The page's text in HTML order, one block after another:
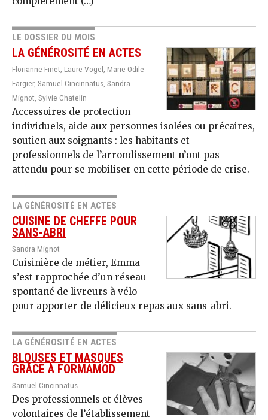
LE DOSSIER DU MOIS
LA GÉNÉROSITÉ EN ACTES
Florianne Finet, Laure Vogel, Marie-Odile
Fargier, Samuel Cincinnatus, Sandra
Mignot, Sylvie Chatelin
Accessoires de protection
individuels, aide aux personnes isolées ou précaires,
soutien aux soignants : les habitants et
professionnels de l’arrondissement n’ont pas
attendu pour se mobiliser en cette période de crise.
LA GÉNÉROSITÉ EN ACTES
CUISINE DE CHEFFE POUR
SANS-ABRI
Sandra Mignot
Cuisinière de métier, Emma
s’est rapprochée d’un réseau
spontané de livreurs à vélo
pour apporter de délicieux repas aux sans-abri.
LA GÉNÉROSITÉ EN ACTES
BLOUSES ET MASQUES
GRÂCE À FORMAMOD
Samuel Cincinnatus
Des professionnels et élèves
volontaires de l’établissement